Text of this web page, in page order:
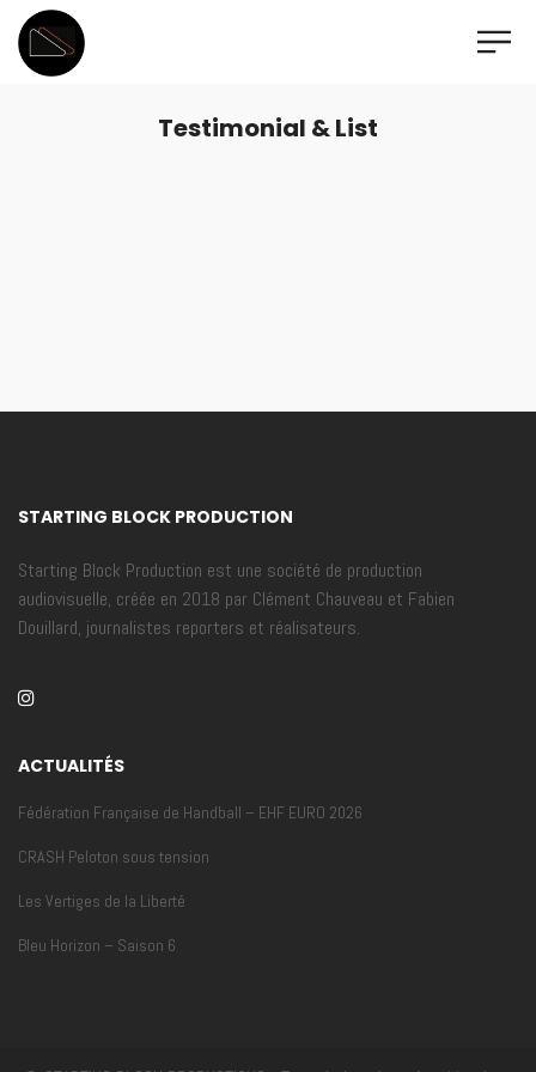
Testimonial & List
STARTING BLOCK PRODUCTION
Starting Block Production est une société de production
audiovisuelle, créée en 2018 par Clément Chauveau et Fabien
Douillard, journalistes reporters et réalisateurs.
ACTUALITÉS
Fédération Française de Handball – EHF EURO 2026
CRASH Peloton sous tension
Les Vertiges de la Liberté
Bleu Horizon – Saison 6